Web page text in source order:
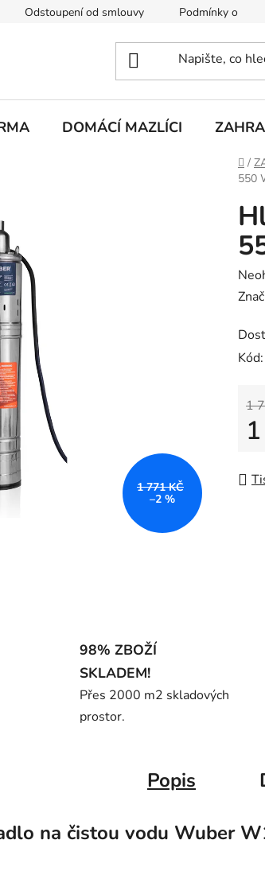
Odstoupení od smlouvy Podmínky
DOMÁCÍ MAZLÍCI
/
550
je
0,0
Kód:
1
1 771 KČ
–2 %
98% ZBOŽÍ
SKLADEM!
Přes 2000 m2 skladových
prostor.
Popis
na čistou vodu Wuber